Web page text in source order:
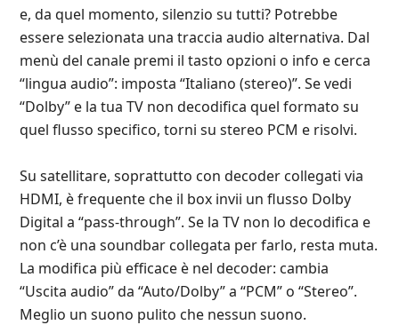
e, da quel momento, silenzio su tutti? Potrebbe
essere selezionata una traccia audio alternativa. Dal
menù del canale premi il tasto opzioni o info e cerca
“lingua audio”: imposta “Italiano (stereo)”. Se vedi
“Dolby” e la tua TV non decodifica quel formato su
quel flusso specifico, torni su stereo PCM e risolvi.
Su satellitare, soprattutto con decoder collegati via
HDMI, è frequente che il box invii un flusso Dolby
Digital a “pass‑through”. Se la TV non lo decodifica e
non c’è una soundbar collegata per farlo, resta muta.
La modifica più efficace è nel decoder: cambia
“Uscita audio” da “Auto/Dolby” a “PCM” o “Stereo”.
Meglio un suono pulito che nessun suono.